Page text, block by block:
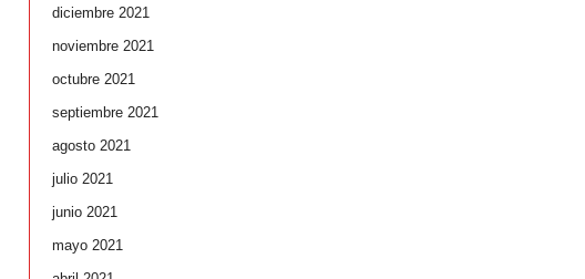
diciembre 2021
noviembre 2021
octubre 2021
septiembre 2021
agosto 2021
julio 2021
junio 2021
mayo 2021